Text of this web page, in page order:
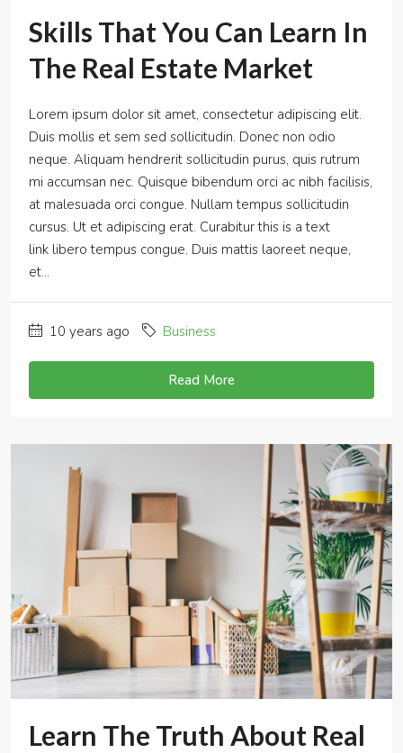
Skills That You Can Learn In
The Real Estate Market
Lorem ipsum dolor sit amet, consectetur adipiscing elit.
Duis mollis et sem sed sollicitudin. Donec non odio
neque. Aliquam hendrerit sollicitudin purus, quis rutrum
mi accumsan nec. Quisque bibendum orci ac nibh facilisis,
at malesuada orci congue. Nullam tempus sollicitudin
cursus. Ut et adipiscing erat. Curabitur this is a text
link libero tempus congue. Duis mattis laoreet neque,
et...
10 years ago Business
Read More
Learn The Truth About Real